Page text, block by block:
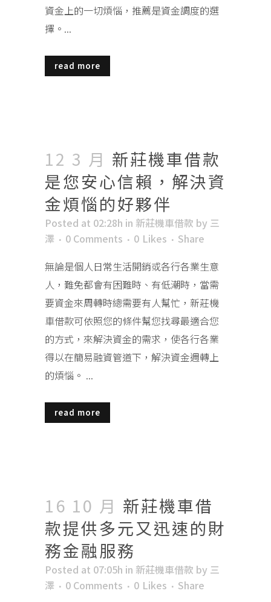
資金上的一切煩惱，推薦是資金調度的選
擇。...
read more
12 3 月 新莊機車借款
是您安心信賴，解決資
金煩惱的好夥伴
Posted at 02:28h in 新莊機車借款 by 三
澤
0 Comments 0 Likes
Share
無論是個人日常生活開銷或各行各業生意
人，難免都會有困難時、有低潮時，當需
要資金來周轉時總需要有人幫忙，新莊機
車借款可依照您的條件幫您找尋最適合您
的方式，來解決資金的需求，使各行各業
得以在簡易融資管道下，解決資金週轉上
的煩惱。 ...
read more
16 10 月 新莊機車借
款提供多元又迅速的財
務金融服務
Posted at 07:05h in 新莊機車借款 by 三
澤
0 Comments 0 Likes Share